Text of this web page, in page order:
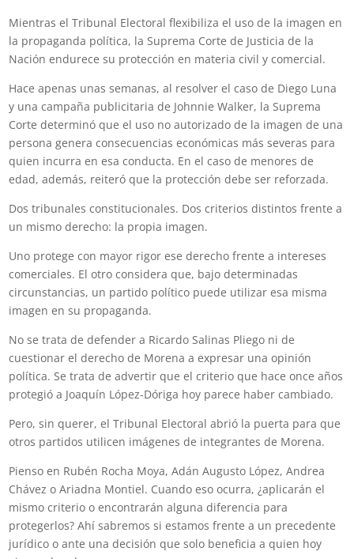
Mientras el Tribunal Electoral flexibiliza el uso de la imagen en
la propaganda política, la Suprema Corte de Justicia de la
Nación endurece su protección en materia civil y comercial.
Hace apenas unas semanas, al resolver el caso de Diego Luna
y una campaña publicitaria de Johnnie Walker, la Suprema
Corte determinó que el uso no autorizado de la imagen de una
persona genera consecuencias económicas más severas para
quien incurra en esa conducta. En el caso de menores de
edad, además, reiteró que la protección debe ser reforzada.
Dos tribunales constitucionales. Dos criterios distintos frente a
un mismo derecho: la propia imagen.
Uno protege con mayor rigor ese derecho frente a intereses
comerciales. El otro considera que, bajo determinadas
circunstancias, un partido político puede utilizar esa misma
imagen en su propaganda.
No se trata de defender a Ricardo Salinas Pliego ni de
cuestionar el derecho de Morena a expresar una opinión
política. Se trata de advertir que el criterio que hace once años
protegió a Joaquín López-Dóriga hoy parece haber cambiado.
Pero, sin querer, el Tribunal Electoral abrió la puerta para que
otros partidos utilicen imágenes de integrantes de Morena.
Pienso en Rubén Rocha Moya, Adán Augusto López, Andrea
Chávez o Ariadna Montiel. Cuando eso ocurra, ¿aplicarán el
mismo criterio o encontrarán alguna diferencia para
protegerlos? Ahí sabremos si estamos frente a un precedente
jurídico o ante una decisión que solo beneficia a quien hoy